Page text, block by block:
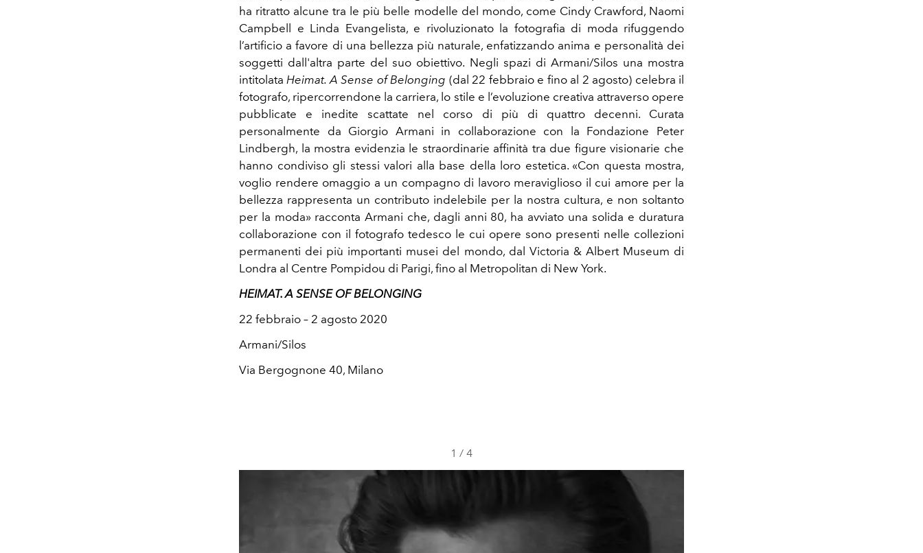
ha ritratto alcune tra le più belle modelle del mondo, come Cindy Crawford, Naomi
Campbell e Linda Evangelista, e rivoluzionato la fotografia di moda rifuggendo
l’artificio a favore di una bellezza più naturale, enfatizzando anima e personalità dei
soggetti dall'altra parte del suo obiettivo. Negli spazi di Armani/Silos una mostra
intitolataHeimat. A Sense of Belonging (dal 22 febbraio e fino al 2 agosto) celebra il
fotografo, ripercorrendone la carriera, lo stile e l’evoluzione creativa attraverso opere
pubblicate e inedite scattate nel corso di più di quattro decenni. Curata
personalmente da Giorgio Armani in collaborazione con la Fondazione Peter
Lindbergh, la mostra evidenzia le straordinarie affinità tra due figure visionarie che
hanno condiviso gli stessi valori alla base della loro estetica. «Con questa mostra,
voglio rendere omaggio a un compagno di lavoro meraviglioso il cui amore per la
bellezza rappresenta un contributo indelebile per la nostra cultura, e non soltanto
per la moda» racconta Armani che, dagli anni 80, ha avviato una solida e duratura
collaborazione con il fotografo tedesco le cui opere sono presenti nelle collezioni
permanenti dei più importanti musei del mondo, dal Victoria & Albert Museum di
Londra al Centre Pompidou di Parigi, fino al Metropolitan di New York.
HEIMAT. A SENSE OF BELONGING
22 febbraio – 2 agosto 2020
Armani/Silos
Via Bergognone 40, Milano
1 / 4